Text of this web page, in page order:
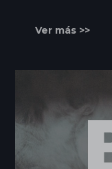
Ver más >>